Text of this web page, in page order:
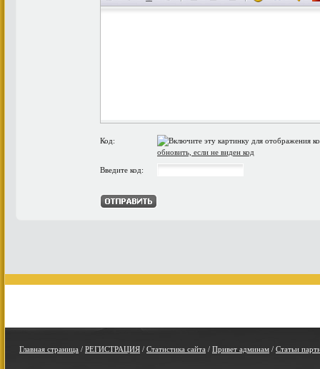
Код:
обновить, если не виден код
Введите код:
Главная страница / РЕГИСТРАЦИЯ / Статистика сайта / Привет админам / Статьи